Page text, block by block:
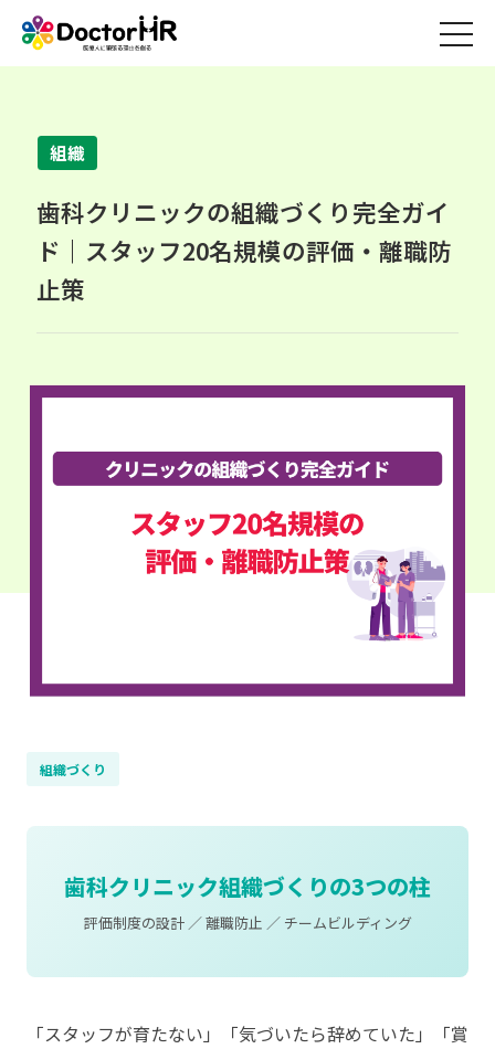
組織
歯科クリニックの組織づくり完全ガイ
ド｜スタッフ20名規模の評価・離職防
止策
組織づくり
歯科クリニック組織づくりの3つの柱
評価制度の設計 ／ 離職防止 ／ チームビルディング
「スタッフが育たない」「気づいたら辞めていた」「賞